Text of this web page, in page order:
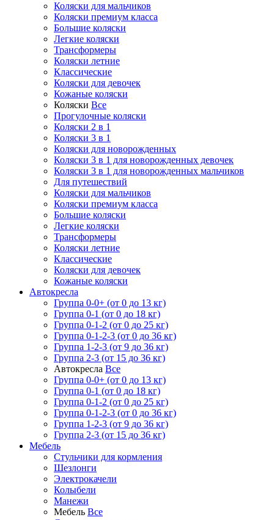
Коляски для мальчиков
Коляски премиум класса
Большие коляски
Легкие коляски
Трансформеры
Коляски летние
Классические
Коляски для девочек
Кожаные коляски
Коляски Все
Прогулочные коляски
Коляски 2 в 1
Коляски 3 в 1
Коляски для новорожденных
Коляски 3 в 1 для новорожденных девочек
Коляски 3 в 1 для новорожденных мальчиков
Для путешествий
Коляски для мальчиков
Коляски премиум класса
Большие коляски
Легкие коляски
Трансформеры
Коляски летние
Классические
Коляски для девочек
Кожаные коляски
Автокресла
Группа 0-0+ (от 0 до 13 кг)
Группа 0-1 (от 0 до 18 кг)
Группа 0-1-2 (от 0 до 25 кг)
Группа 0-1-2-3 (от 0 до 36 кг)
Группа 1-2-3 (от 9 до 36 кг)
Группа 2-3 (от 15 до 36 кг)
Автокресла Все
Группа 0-0+ (от 0 до 13 кг)
Группа 0-1 (от 0 до 18 кг)
Группа 0-1-2 (от 0 до 25 кг)
Группа 0-1-2-3 (от 0 до 36 кг)
Группа 1-2-3 (от 9 до 36 кг)
Группа 2-3 (от 15 до 36 кг)
Мебель
Cтульчики для кормления
Шезлонги
Электрокачели
Колыбели
Манежи
Мебель Все